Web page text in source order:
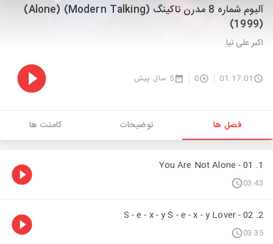
آلبوم شماره 8 مدرن تاکینگ (Modern Talking) (Alone)
(1999)
اکبر علی نیا
01:17:01
0 5 سال پیش
فصل ها توضیحات کامنت ها
1. 01 - You Are Not Alone
03:43
2. 02 - S - e - x - y S - e - x - y Lover
03:35